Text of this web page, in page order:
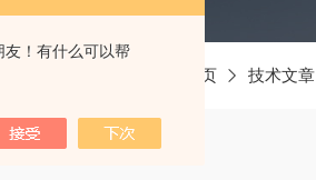
友！有什么可以帮
首页 技术文章